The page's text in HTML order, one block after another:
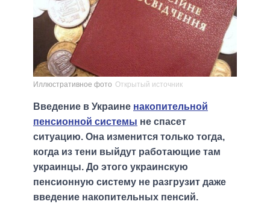
Иллюстративное фото Открытый источник
Введение в Украине накопительной
пенсионной системы не спасет
ситуацию. Она изменится только тогда,
когда из тени выйдут работающие там
украинцы. До этого украинскую
пенсионную систему не разгрузит даже
введение накопительных пенсий.